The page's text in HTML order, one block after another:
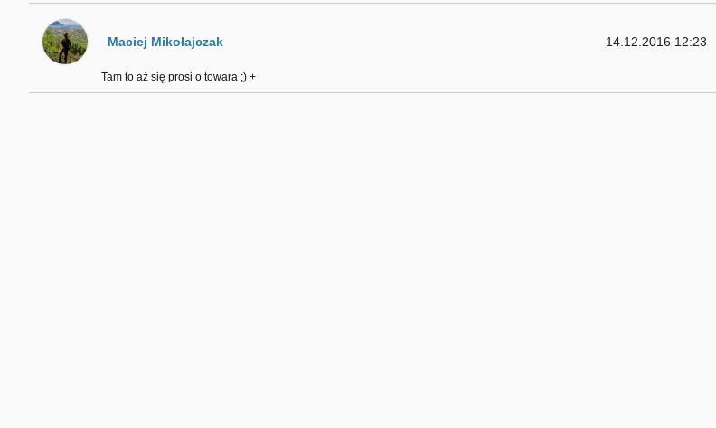
Maciej Mikołajczak 14.12.2016 12:23
Tam to aż się prosi o towara ;) +